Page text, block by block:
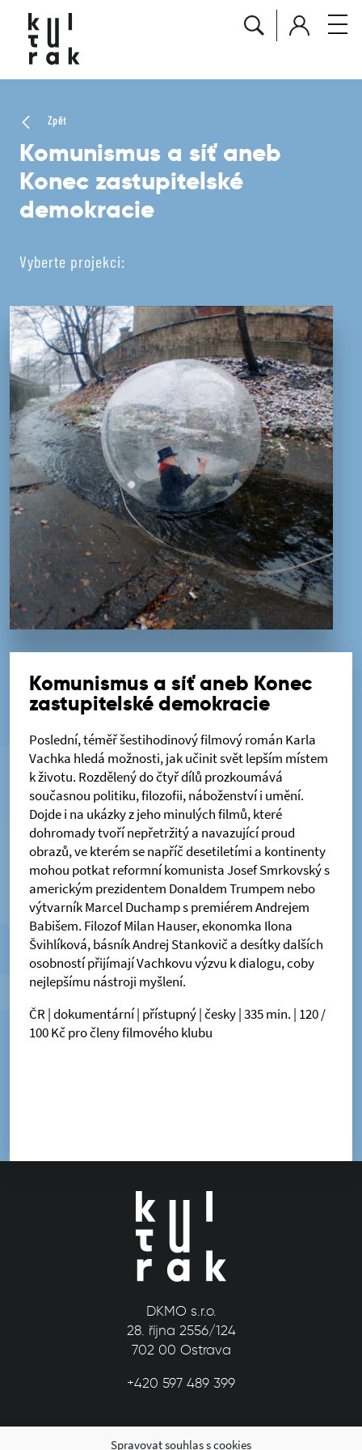
Spravovat souhlas s cookies
Zpět
Komunismus a síť aneb
Konec zastupitelské
demokracie
Vyberte projekci:
Komunismus a síť aneb Konec
zastupitelské demokracie
Poslední, téměř šestihodinový filmový román Karla
Vachka hledá možnosti, jak učinit svět lepším místem
k životu. Rozdělený do čtyř dílů prozkoumává
současnou politiku, filozofii, náboženství i umění.
Dojde i na ukázky z jeho minulých filmů, které
dohromady tvoří nepřetržitý a navazující proud
obrazů, ve kterém se napříč desetiletími a kontinenty
mohou potkat reformní komunista Josef Smrkovský s
americkým prezidentem Donaldem Trumpem nebo
výtvarník Marcel Duchamp s premiérem Andrejem
Babišem. Filozof Milan Hauser, ekonomka Ilona
Švihlíková, básník Andrej Stankovič a desítky dalších
osobností přijímají Vachkovu výzvu k dialogu, coby
nejlepšímu nástroji myšlení.
ČR | dokumentární | přístupný | česky | 335 min. | 120 /
100 Kč pro členy filmového klubu
DKMO s.r.o.
28. října 2556/124
702 00 Ostrava
+420 597 489 399